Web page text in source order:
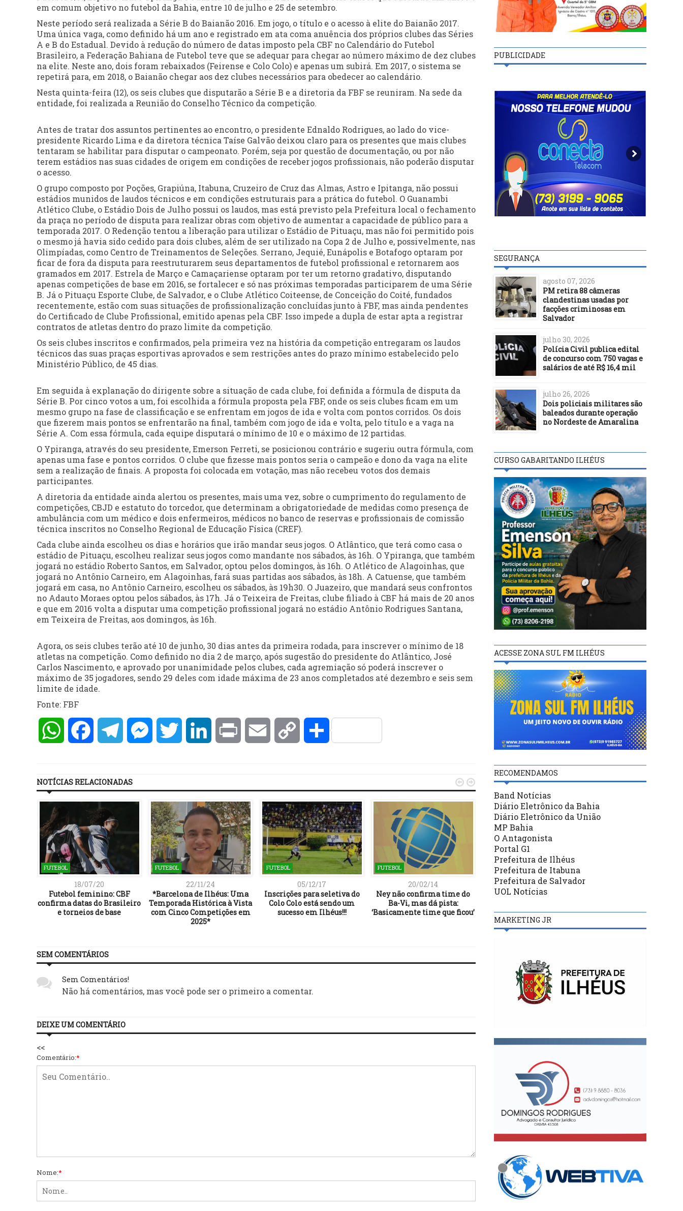
em comum objetivo no futebol da Bahia, entre 10 de julho e 25 de setembro.
Neste período será realizada a Série B do Baianão 2016. Em jogo, o título e o acesso à elite do Baianão 2017.
Uma única vaga, como definido há um ano e registrado em ata coma anuência dos próprios clubes das Séries
A e B do Estadual. Devido à redução do número de datas imposto pela CBF no Calendário do Futebol
Brasileiro, a Federação Bahiana de Futebol teve que se adequar para chegar ao número máximo de dez clubes
na elite. Neste ano, dois foram rebaixados (Feirense e Colo Colo) e apenas um subirá. Em 2017, o sistema se
repetirá para, em 2018, o Baianão chegar aos dez clubes necessários para obedecer ao calendário.
Nesta quinta-feira (12), os seis clubes que disputarão a Série B e a diretoria da FBF se reuniram. Na sede da
entidade, foi realizada a Reunião do Conselho Técnico da competição.
Antes de tratar dos assuntos pertinentes ao encontro, o presidente Ednaldo Rodrigues, ao lado do vice-
presidente Ricardo Lima e da diretora técnica Taíse Galvão deixou claro para os presentes que mais clubes
tentaram se habilitar para disputar o campeonato. Porém, seja por questão de documentação, ou por não
terem estádios nas suas cidades de origem em condições de receber jogos profissionais, não poderão disputar
o acesso.
O grupo composto por Poções, Grapiúna, Itabuna, Cruzeiro de Cruz das Almas, Astro e Ipitanga, não possui
estádios munidos de laudos técnicos e em condições estruturais para a prática do futebol. O Guanambi
Atlético Clube, o Estádio Dois de Julho possui os laudos, mas está previsto pela Prefeitura local o fechamento
da praça no período de disputa para realizar obras com objetivo de aumentar a capacidade de público para a
temporada 2017. O Redenção tentou a liberação para utilizar o Estádio de Pituaçu, mas não foi permitido pois
o mesmo já havia sido cedido para dois clubes, além de ser utilizado na Copa 2 de Julho e, possivelmente, nas
Olimpíadas, como Centro de Treinamentos de Seleções. Serrano, Jequié, Eunápolis e Botafogo optaram por
ficar de fora da disputa para reestruturarem seus departamentos de futebol profissional e retornarem aos
gramados em 2017. Estrela de Março e Camaçariense optaram por ter um retorno gradativo, disputando
apenas competições de base em 2016, se fortalecer e só nas próximas temporadas participarem de uma Série
B. Já o Pituaçu Esporte Clube, de Salvador, e o Clube Atlético Coiteense, de Conceição do Coité, fundados
recentemente, estão com suas situações de profissionalização concluídas junto à FBF, mas ainda pendentes
do Certificado de Clube Profissional, emitido apenas pela CBF. Isso impede a dupla de estar apta a registrar
contratos de atletas dentro do prazo limite da competição.
Os seis clubes inscritos e confirmados, pela primeira vez na história da competição entregaram os laudos
técnicos das suas praças esportivas aprovados e sem restrições antes do prazo mínimo estabelecido pelo
Ministério Público, de 45 dias.
Em seguida à explanação do dirigente sobre a situação de cada clube, foi definida a fórmula de disputa da
Série B. Por cinco votos a um, foi escolhida a fórmula proposta pela FBF, onde os seis clubes ficam em um
mesmo grupo na fase de classificação e se enfrentam em jogos de ida e volta com pontos corridos. Os dois
que fizerem mais pontos se enfrentarão na final, também com jogo de ida e volta, pelo título e a vaga na
Série A. Com essa fórmula, cada equipe disputará o mínimo de 10 e o máximo de 12 partidas.
O Ypiranga, através do seu presidente, Emerson Ferreti, se posicionou contrário e sugeriu outra fórmula, com
apenas uma fase e pontos corridos. O clube que fizesse mais pontos seria o campeão e dono da vaga na elite
sem a realização de finais. A proposta foi colocada em votação, mas não recebeu votos dos demais
participantes.
A diretoria da entidade ainda alertou os presentes, mais uma vez, sobre o cumprimento do regulamento de
competições, CBJD e estatuto do torcedor, que determinam a obrigatoriedade de medidas como presença de
ambulância com um médico e dois enfermeiros, médicos no banco de reservas e profissionais de comissão
técnica inscritos no Conselho Regional de Educação Física (CREF).
Cada clube ainda escolheu os dias e horários que irão mandar seus jogos. O Atlântico, que terá como casa o
estádio de Pituaçu, escolheu realizar seus jogos como mandante nos sábados, às 16h. O Ypiranga, que também
jogará no estádio Roberto Santos, em Salvador, optou pelos domingos, às 16h. O Atlético de Alagoinhas, que
jogará no Antônio Carneiro, em Alagoinhas, fará suas partidas aos sábados, às 18h. A Catuense, que também
jogará em casa, no Antônio Carneiro, escolheu os sábados, às 19h30. O Juazeiro, que mandará seus confrontos
no Adauto Moraes optou pelos sábados, às 17h. Já o Teixeira de Freitas, clube filiado à CBF há mais de 20 anos
e que em 2016 volta a disputar uma competição profissional jogará no estádio Antônio Rodrigues Santana,
em Teixeira de Freitas, aos domingos, às 16h.
Agora, os seis clubes terão até 10 de junho, 30 dias antes da primeira rodada, para inscrever o mínimo de 18
atletas na competição. Como definido no dia 2 de março, após sugestão do presidente do Atlântico, José
Carlos Nascimento, e aprovado por unanimidade pelos clubes, cada agremiação só poderá inscrever o
máximo de 35 jogadores, sendo 29 deles com idade máxima de 23 anos completados até dezembro e seis sem
limite de idade.
Fonte: FBF
WhatsAppFacebookTelegramMessengerTwitter LinkedInPrint Email Copy Compartilhar
NOTÍCIAS RELACIONADAS
FUTEBOL
18/07/20
Futebol feminino: CBF
confirma datas do Brasileiro
e torneios de base
FUTEBOL
22/11/24
*Barcelona de Ilhéus: Uma
Temporada Histórica à Vista
com Cinco Competições em
2025*
FUTEBOL
05/12/17
Inscrições para seletiva do
Colo Colo está sendo um
sucesso em Ilhéus!!!
FUTEBOL
20/02/14
Ney não confirma time do
Ba-Vi, mas dá pista:
‘Basicamente time que ficou’
FUTEBOL
31/07/21
Botafogo e Vasco disputam
 
SEM COMENTÁRIOS
Sem Comentários!
Não há comentários, mas você pode ser o primeiro a comentar.
DEIXE UM COMENTÁRIO
<<
Comentário:*
Nome:*
PUBLICIDADE
SEGURANÇA
agosto 07, 2026
PM retira 88 câmeras
clandestinas usadas por
facções criminosas em
Salvador
julho 30, 2026
Polícia Civil publica edital
de concurso com 750 vagas e
salários de até R$ 16,4 mil
julho 26, 2026
Dois policiais militares são
baleados durante operação
no Nordeste de Amaralina
CURSO GABARITANDO ILHÉUS
ACESSE ZONA SUL FM ILHÉUS
RECOMENDAMOS
Band Notícias
Diário Eletrônico da Bahia
Diário Eletrônico da União
MP Bahia
O Antagonista
Portal G1
Prefeitura de Ilhéus
Prefeitura de Itabuna
Prefeitura de Salvador
UOL Notícias
MARKETING JR